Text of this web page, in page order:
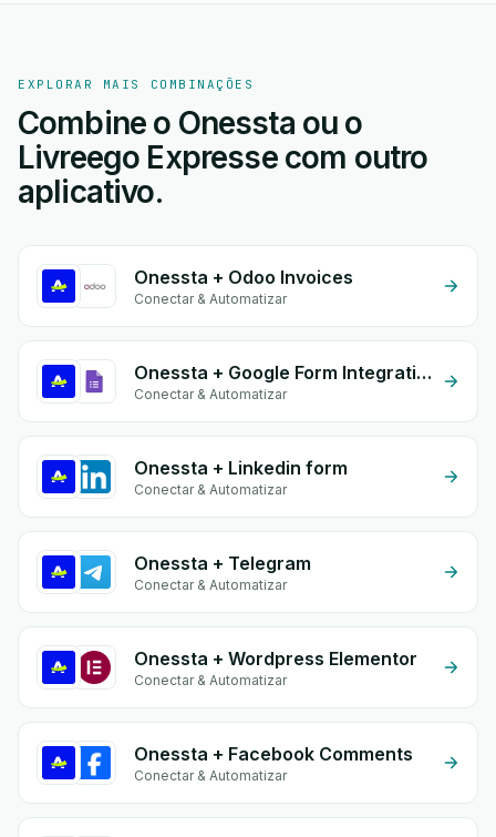
EXPLORAR MAIS COMBINAÇÕES
Combine o Onessta ou o
Livreego Expresse com outro
aplicativo.
Onessta + Odoo Invoices
Conectar & Automatizar
Onessta + Google Form Integration
Conectar & Automatizar
Onessta + Linkedin form
Conectar & Automatizar
Onessta + Telegram
Conectar & Automatizar
Onessta + Wordpress Elementor
Conectar & Automatizar
Onessta + Facebook Comments
Conectar & Automatizar